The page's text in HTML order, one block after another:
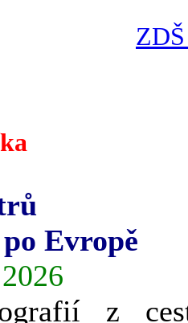
Evropě
z